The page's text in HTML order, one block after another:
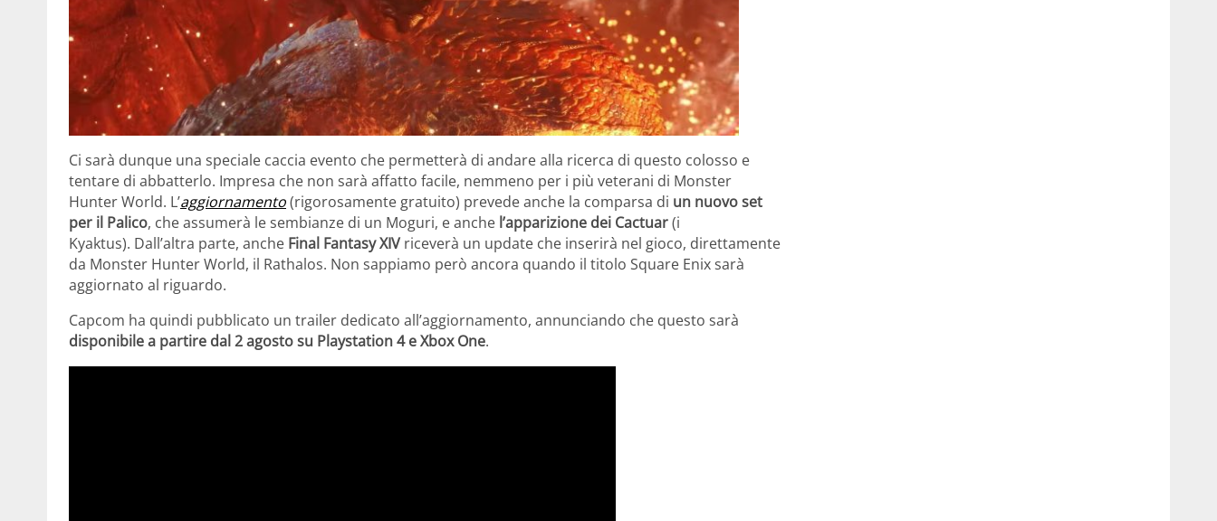
Ci sarà dunque una speciale caccia evento che permetterà di andare alla ricerca di questo colosso e
tentare di abbatterlo. Impresa che non sarà affatto facile, nemmeno per i più veterani di Monster
Hunter World. L’aggiornamento(rigorosamente gratuito) prevede anche la comparsa di un nuovo set
per il Palico, che assumerà le sembianze di un Moguri, e anche l’apparizione dei Cactuar(i
Kyaktus). Dall’altra parte, anche Final Fantasy XIVriceverà un update che inserirà nel gioco, direttamente
da Monster Hunter World, il Rathalos. Non sappiamo però ancora quando il titolo Square Enix sarà
aggiornato al riguardo.
Capcom ha quindi pubblicato un trailer dedicato all’aggiornamento, annunciando che questo sarà
disponibile a partire dal 2 agosto su Playstation 4 e Xbox One.